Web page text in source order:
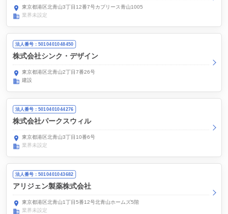
東京都港区北青山3丁目12番7号カプリース青山1005
業界未設定
法人番号：5010401048450
株式会社シンク・デザイン
東京都港区北青山2丁目7番26号
建設
法人番号：5010401044276
株式会社パークスウィル
東京都港区北青山3丁目10番6号
業界未設定
法人番号：5010401043682
アリジェン製薬株式会社
東京都港区北青山1丁目5番12号北青山ホームズ5階
業界未設定